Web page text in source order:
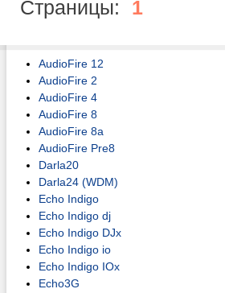
Страницы: 1
AudioFire 12
AudioFire 2
AudioFire 4
AudioFire 8
AudioFire 8a
AudioFire Pre8
Darla20
Darla24 (WDM)
Echo Indigo
Echo Indigo dj
Echo Indigo DJx
Echo Indigo io
Echo Indigo IOx
Echo3G